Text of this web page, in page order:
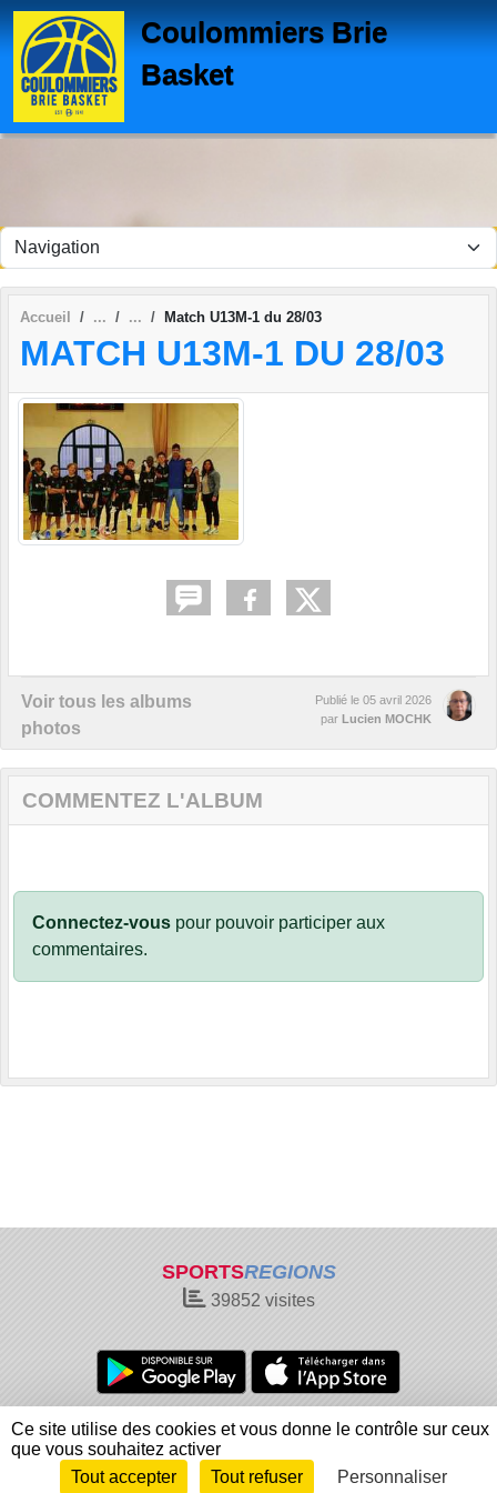
Coulommiers Brie
Basket
Accueil Match U13M-1 du 28/03
MATCH U13M-1 DU 28/03
Voir tous les albums
photos
Publié le 05 avril 2026
par Lucien MOCHK
COMMENTEZ L'ALBUM
Connectez-vous pour pouvoir participer aux
commentaires.
SPORTSREGIONS
39852 visites
Charte cookies
Gestion des cookies
Informations légales
Signaler un contenu inapproprié
Envie de participer ?
Connexion
Panneau de gestion des cookies
Ce site utilise des cookies et vous donne le contrôle sur ceux
que vous souhaitez activer
Tout accepter
Tout refuser Personnaliser